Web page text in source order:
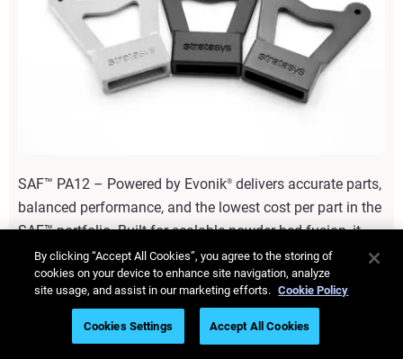
SAF™ PA12 – Powered by Evonik® delivers accurate parts,
balanced performance, and the lowest cost per part in the
SAF™ portfolio. Built for scalable powder bed fusion, it
ensures reliable, repeatable production without
compromising quality.
Learn More
By clicking “Accept All Cookies”, you agree to the storing of
cookies on your device to enhance site navigation, analyze
site usage, and assist in our marketing efforts. Cookie Policy
Cookies Settings Accept All Cookies